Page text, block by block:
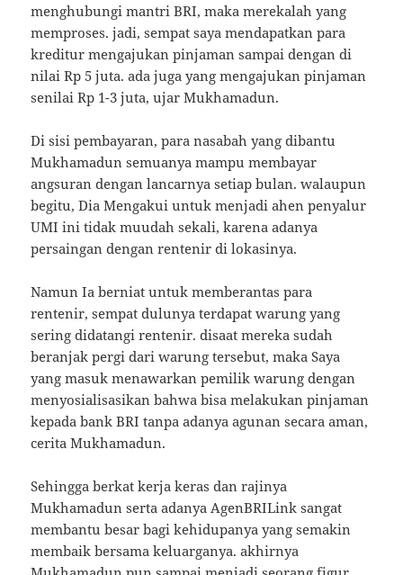
menghubungi mantri BRI, maka merekalah yang
memproses. jadi, sempat saya mendapatkan para
kreditur mengajukan pinjaman sampai dengan di
nilai Rp 5 juta. ada juga yang mengajukan pinjaman
senilai Rp 1-3 juta, ujar Mukhamadun.
Di sisi pembayaran, para nasabah yang dibantu
Mukhamadun semuanya mampu membayar
angsuran dengan lancarnya setiap bulan. walaupun
begitu, Dia Mengakui untuk menjadi ahen penyalur
UMI ini tidak muudah sekali, karena adanya
persaingan dengan rentenir di lokasinya.
Namun Ia berniat untuk memberantas para
rentenir, sempat dulunya terdapat warung yang
sering didatangi rentenir. disaat mereka sudah
beranjak pergi dari warung tersebut, maka Saya
yang masuk menawarkan pemilik warung dengan
menyosialisasikan bahwa bisa melakukan pinjaman
kepada bank BRI tanpa adanya agunan secara aman,
cerita Mukhamadun.
Sehingga berkat kerja keras dan rajinya
Mukhamadun serta adanya AgenBRILink sangat
membantu besar bagi kehidupanya yang semakin
membaik bersama keluarganya. akhirnya